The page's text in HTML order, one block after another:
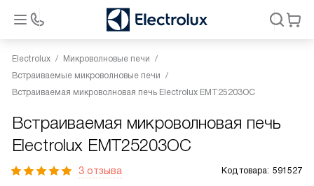
Electrolux
Микроволновые печи
Встраиваемые микроволновые печи
Встраиваемая микроволновая печь Electrolux EMT25203OC
Встраиваемая микроволновая печь
Electrolux EMT25203OC
3 отзыва Код товара: 591527